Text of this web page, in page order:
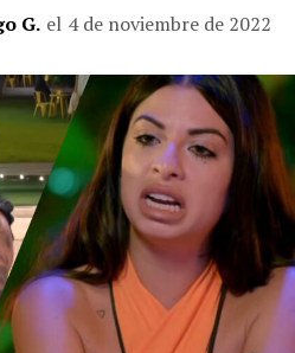
G. el 4 de noviembre de 2022